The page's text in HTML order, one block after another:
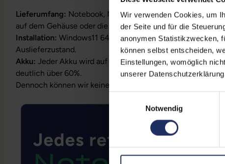
Wir verwenden Cookies, um
der Seite und für die
anonymen Statistikzwecken,
können selbst entscheiden,
Einstellungen, womöglich
unserer
Notwendig
Lieferumfang: Notebook, Netzteil, Akku, Produktschlüssel
auf dem Gehäuse oder die Lizenz ist bereits digital
Installation: Windows11 64Bit vorinstalliert inklusive
Auslieferzustand.
Akku: Jeder Akku wird auf Funktion geprüft. Die Akku-
deutlich über 60%.
Dennoch können wir keine Garantieleistungen auf